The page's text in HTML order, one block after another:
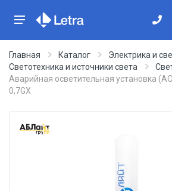
Главная Каталог
Электрика и
Светотехника и источники света
Аварийная осветительная установка
0,7GX